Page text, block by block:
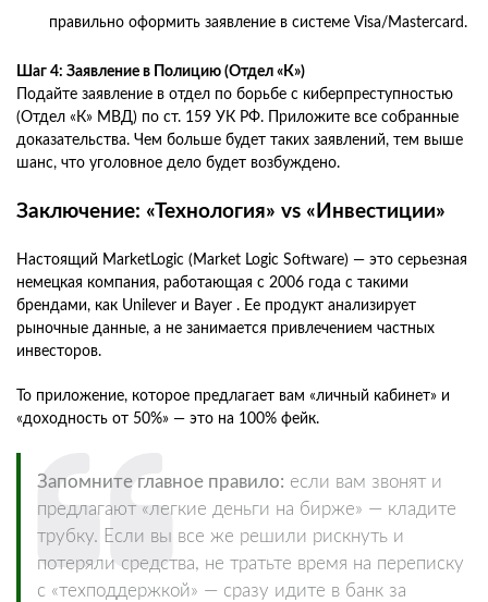
правильно оформить заявление в системе Visa/Mastercard.
Шаг 4: Заявление в Полицию (Отдел «К»)
Подайте заявление в отдел по борьбе с киберпреступностью
(Отдел «К» МВД) по ст. 159 УК РФ. Приложите все собранные
доказательства. Чем больше будет таких заявлений, тем выше
шанс, что уголовное дело будет возбуждено.
Заключение: «Технология» vs «Инвестиции»
Настоящий MarketLogic (Market Logic Software) — это серьезная
немецкая компания, работающая с 2006 года с такими
брендами, как Unilever и Bayer . Ее продукт анализирует
рыночные данные, а не занимается привлечением частных
инвесторов.
То приложение, которое предлагает вам «личный кабинет» и
«доходность от 50%» — это на 100% фейк.
Запомните главное правило: если вам звонят и
предлагают «легкие деньги на бирже» — кладите
трубку. Если вы все же решили рискнуть и
потеряли средства, не тратьте время на переписку
с «техподдержкой» — сразу идите в банк за